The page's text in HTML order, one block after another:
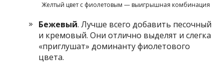
Желтый цвет с фиолетовым — выигрышная комбинация
Бежевый. Лучше всего добавить песочный
и кремовый. Они отлично выделят и слегка
«приглушат» доминанту фиолетового
цвета.